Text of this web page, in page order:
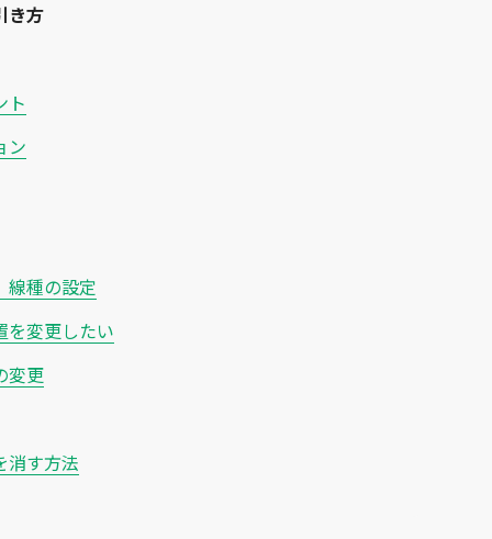
き方
ト
ン
種の設定
変更したい
変更
消す方法